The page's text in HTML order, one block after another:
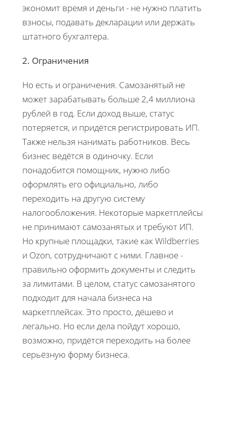
экономит время и деньги - не нужно платить
взносы, подавать декларации или держать
штатного бухгалтера.
2. Ограничения
Но есть и ограничения. Самозанятый не
может зарабатывать больше 2,4 миллиона
рублей в год. Если доход выше, статус
потеряется, и придётся регистрировать ИП.
Также нельзя нанимать работников. Весь
бизнес ведётся в одиночку. Если
понадобится помощник, нужно либо
оформлять его официально, либо
переходить на другую систему
налогообложения. Некоторые маркетплейсы
не принимают самозанятых и требуют ИП.
Но крупные площадки, такие как Wildberries
и Ozon, сотрудничают с ними. Главное -
правильно оформить документы и следить
за лимитами. В целом, статус самозанятого
подходит для начала бизнеса на
маркетплейсах. Это просто, дёшево и
легально. Но если дела пойдут хорошо,
возможно, придётся переходить на более
серьёзную форму бизнеса.